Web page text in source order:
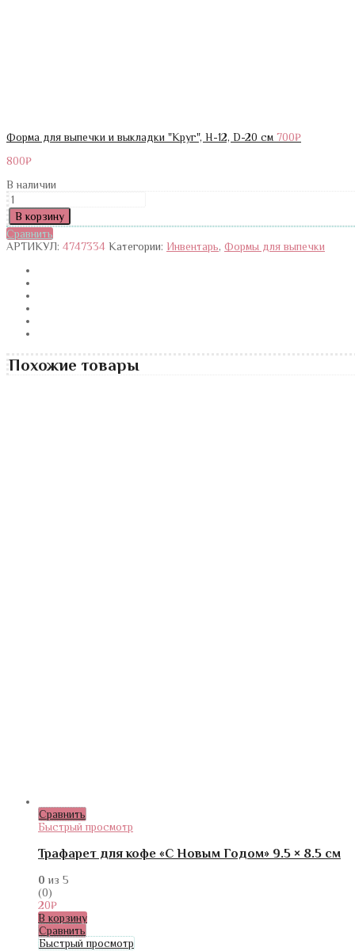
Форма для выпечки и выкладки "Круг", H-12, D-20 см 700₽
800₽
В наличии
Количество
Форма
для
выпечки
и
"Круг",
В корзину
Сравнить
АРТИКУЛ: 4747334 Категории: Инвентарь, Формы для выпечки
Похожие товары
Сравнить
Быстрый просмотр
Трафарет для кофе «С Новым Годом» 9.5 × 8.5 см
0 из 5
(0)
20₽
В корзину
Сравнить
Быстрый просмотр